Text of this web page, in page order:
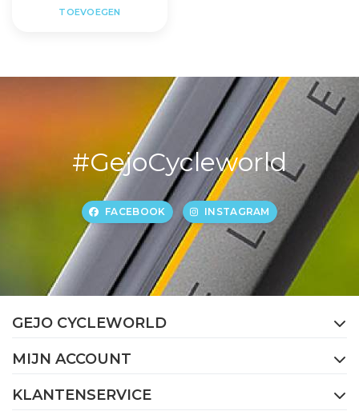
COMP.AVID ELIXIR
TOEVOEGEN
#GejoCycleworld
FACEBOOK INSTAGRAM
GEJO CYCLEWORLD
MIJN ACCOUNT
KLANTENSERVICE